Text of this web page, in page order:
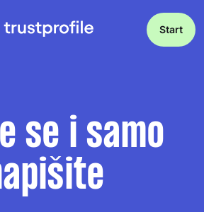
Start
se i samo